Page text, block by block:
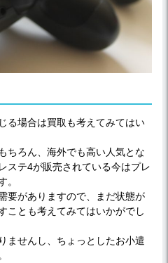
る場合は買取も考えてみてはい
ちろん、海外でも高い人気とな
ステ4が販売されている今はプレ
。
要がありますので、まだ状態が
ことも考えてみてはいかがでし
ませんし、ちょっとしたお小遣